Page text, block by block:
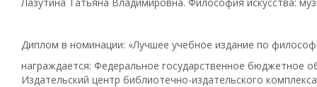
Диплом в номинации: «Лучшее учебное издание по
награждается: Федеральное государственное бюджетное
Издательский центр библиотечно-издательского комплекса